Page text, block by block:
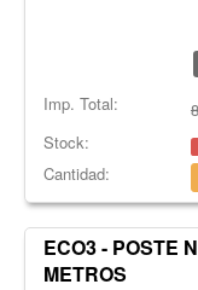
Imp. Total:
Stock:
Cantidad:
ECO3 - POSTE
METROS